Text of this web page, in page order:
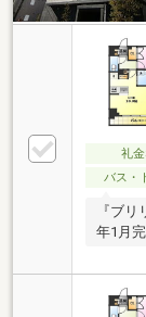
礼
バス・
『ブ
年1月